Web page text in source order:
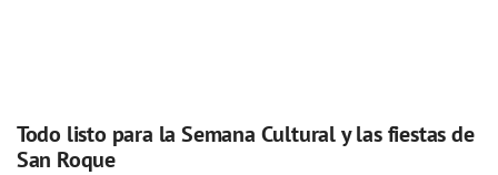
Todo listo para la Semana Cultural y las fiestas de
San Roque